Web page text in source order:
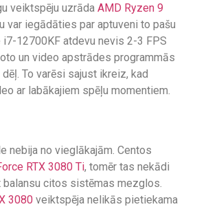
veiktspēju uzrāda AMD Ryzen 9
var iegādāties par aptuveni to pašu
i7-12700KF atdevu nevis 2-3 FPS
un video apstrādes programmās
To varēsi sajust ikreiz, kad
ar labākajiem spēļu momentiem.
nebija no vieglākajām. Centos
RTX 3080 Ti, tomēr tas nekādi
citos sistēmas mezglos.
3080 veiktspēja nelikās pietiekama